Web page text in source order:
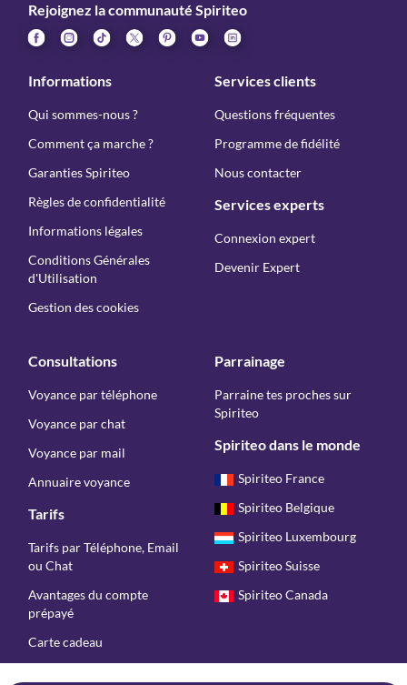
Rejoignez la communauté Spiriteo
Informations
Qui sommes-nous ?
Comment ça marche ?
Garanties Spiriteo
Règles de confidentialité
Informations légales
Conditions Générales
d'Utilisation
Gestion des cookies
Services clients
Questions fréquentes
Programme de fidélité
Nous contacter
Services experts
Connexion expert
Devenir Expert
Consultations
Voyance par téléphone
Voyance par chat
Voyance par mail
Annuaire voyance
Tarifs
Tarifs par Téléphone, Email
ou Chat
Avantages du compte
prépayé
Carte cadeau
Parrainage
Parraine tes proches sur
Spiriteo
Spiriteo dans le monde
Spiriteo France
Spiriteo Belgique
Spiriteo Luxembourg
Spiriteo Suisse
Spiriteo Canada